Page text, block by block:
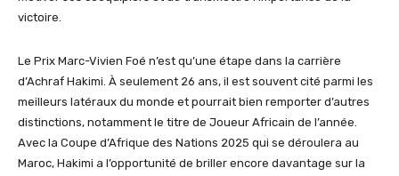
victoire.
Le Prix Marc-Vivien Foé n’est qu’une étape dans la carrière
d’Achraf Hakimi. À seulement 26 ans, il est souvent cité parmi les
meilleurs latéraux du monde et pourrait bien remporter d’autres
distinctions, notamment le titre de Joueur Africain de l’année.
Avec la Coupe d’Afrique des Nations 2025 qui se déroulera au
Maroc, Hakimi a l’opportunité de briller encore davantage sur la